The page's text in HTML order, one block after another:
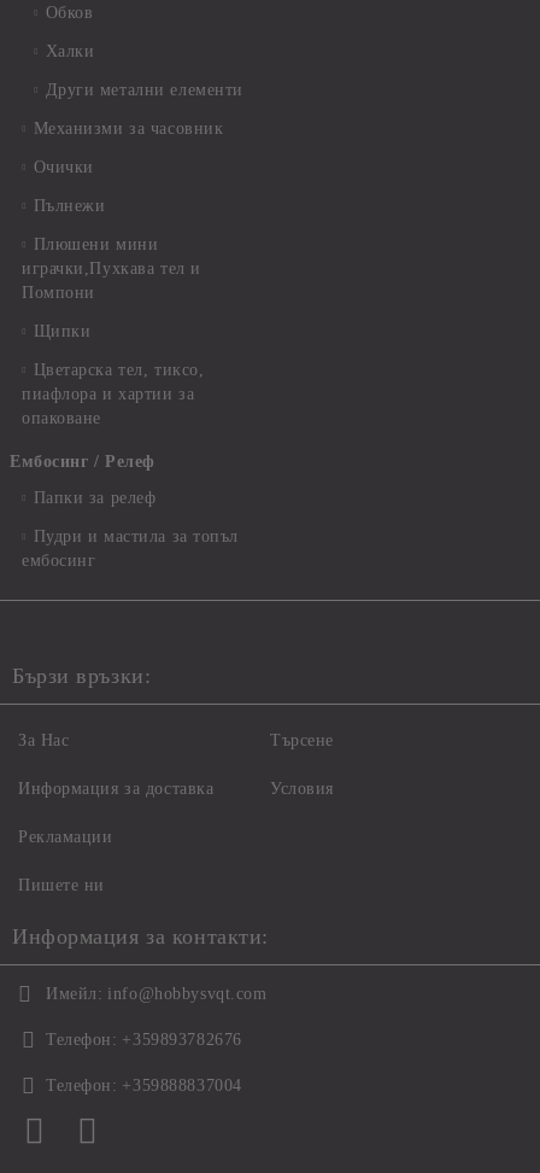
Обков
Халки
Други метални елементи
Механизми за часовник
Очички
Пълнежи
Плюшени мини
играчки,Пухкава тел и
Помпони
Щипки
Цветарска тел, тиксо,
пиафлора и хартии за
опаковане
Ембосинг / Релеф
Папки за релеф
Пудри и мастила за топъл
ембосинг
Бързи връзки:
За Нас
Информация за доставка
Рекламации
Пишете ни
Търсене
Условия
Информация за контакти:
Имейл: info@hobbysvqt.com
Телефон: +359893782676
Телефон: +359888837004